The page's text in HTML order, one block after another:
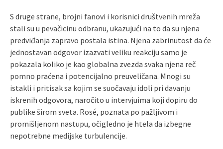
S druge strane, brojni fanovi i korisnici društvenih mreža
stali su u pevačicinu odbranu, ukazujući na to da su njena
predviđanja zapravo postala istina. Njena zabrinutost da će
jednostavan odgovor izazvati veliku reakciju samo je
pokazala koliko je kao globalna zvezda svaka njena reč
pomno praćena i potencijalno preuveličana. Mnogi su
istakli i pritisak sa kojim se suočavaju idoli pri davanju
iskrenih odgovora, naročito u intervjuima koji dopiru do
publike širom sveta. Rosé, poznata po pažljivom i
promišljenom nastupu, očigledno je htela da izbegne
nepotrebne medijske turbulencije.